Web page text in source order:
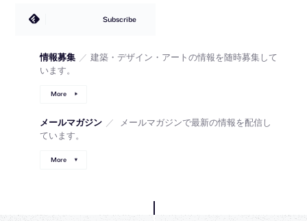
Subscribe
情報募集 ／ 建築・デザイン・アートの情報を随時募集して
います。
More
メールマガジン ／
メールマガジンで最新の情報を配信し
ています。
More